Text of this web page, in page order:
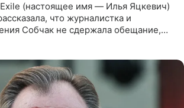
(настоящее имя — Илья Яцкевич)
что журналистка и
Собчак не сдержала обещание,